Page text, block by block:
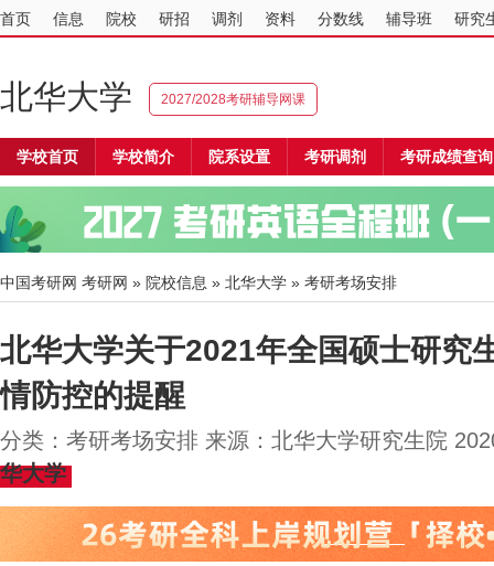
首页 信息 院校 研招 调剂 资料 分数线 辅导班 研究
北华大学 2027/2028考研辅导网课
学校首页 学校简介 院系设置 考研调剂 考研成绩查询
中国考研网 考研网 » 院校信息 » 北华大学 » 考研考场安排
北华大学关于2021年全国硕士研究
情防控的提醒
分类：考研考场安排 来源：北华大学研究生院
华大学